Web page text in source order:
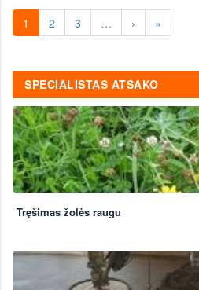
1 2 3 … › »
SPECIALISTAS ATSAKO
Tręšimas žolės raugu